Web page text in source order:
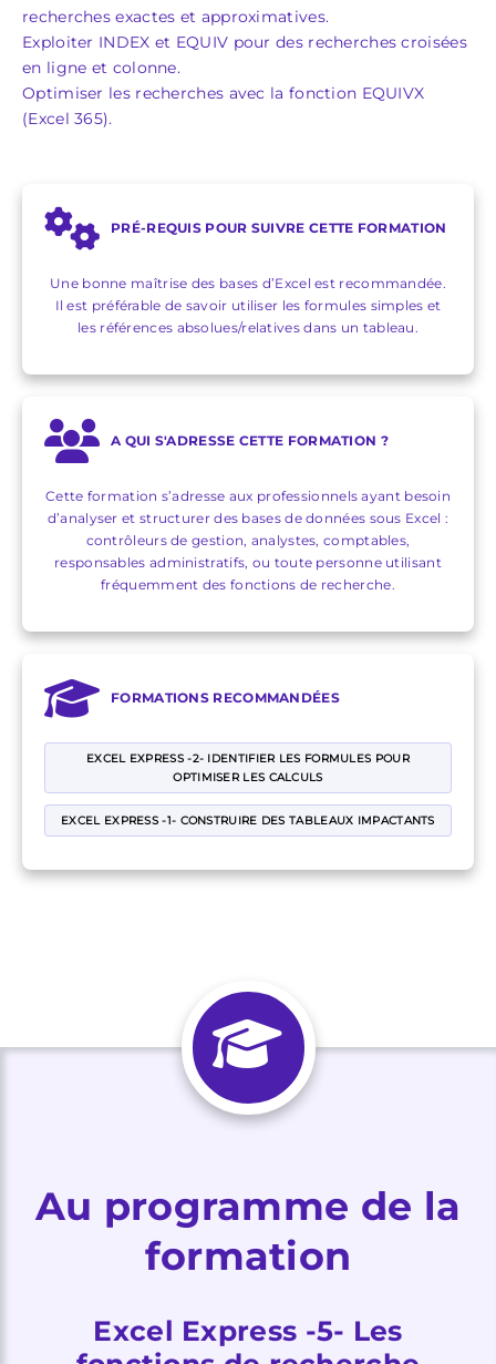
recherches exactes et approximatives.
Exploiter INDEX et EQUIV pour des recherches croisées
en ligne et colonne.
Optimiser les recherches avec la fonction EQUIVX
(Excel 365).
PRÉ-REQUIS POUR SUIVRE CETTE FORMATION
Une bonne maîtrise des bases d’Excel est recommandée.
Il est préférable de savoir utiliser les formules simples et
les références absolues/relatives dans un tableau.
A QUI S'ADRESSE CETTE FORMATION ?
Cette formation s’adresse aux professionnels ayant besoin
d’analyser et structurer des bases de données sous Excel :
contrôleurs de gestion, analystes, comptables,
responsables administratifs, ou toute personne utilisant
fréquemment des fonctions de recherche.
FORMATIONS RECOMMANDÉES
EXCEL EXPRESS -2- IDENTIFIER LES FORMULES POUR
OPTIMISER LES CALCULS
EXCEL EXPRESS -1- CONSTRUIRE DES TABLEAUX IMPACTANTS
Au programme de la
formation
Excel Express -5- Les